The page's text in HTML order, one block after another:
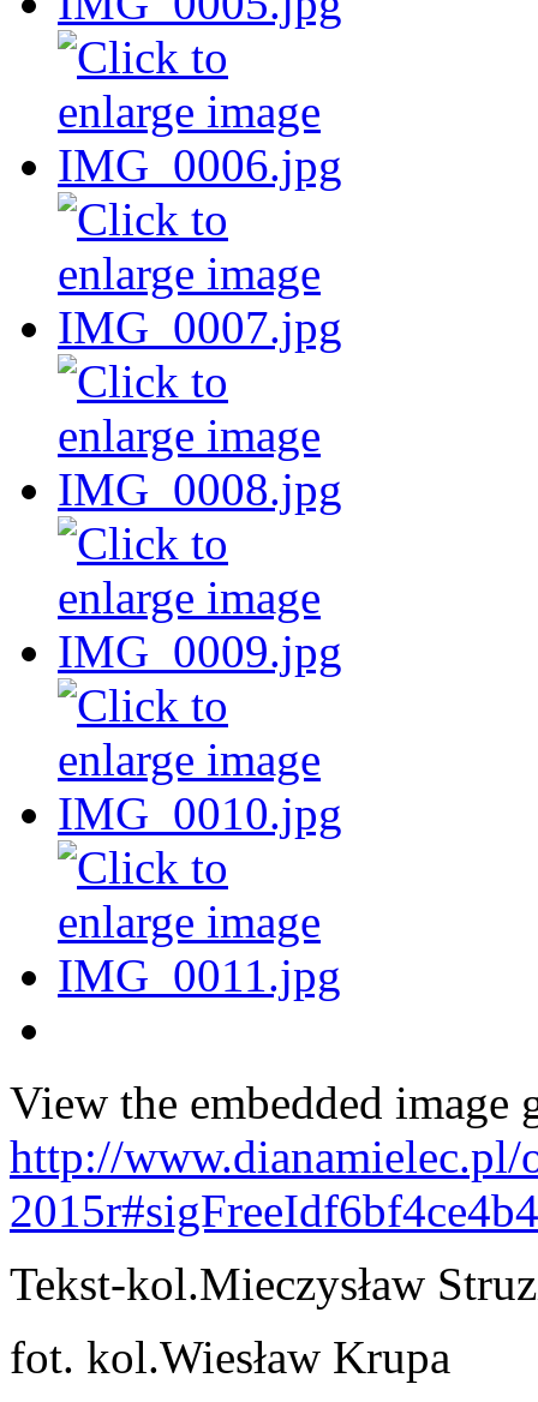
View the embedded image
http://www.dianamielec.pl/
2015r#sigFreeIdf6bf4ce4b4
Tekst-kol.Mieczysław
fot. kol.Wiesław Krupa